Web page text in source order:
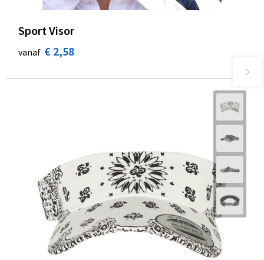
Sport Visor
vanaf € 2,58